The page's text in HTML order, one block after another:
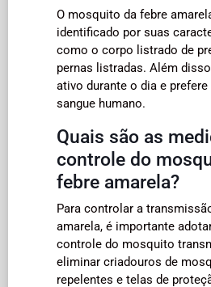
O mosquito da febre
identificado por suas
como o corpo listrado de
pernas listradas. Além
ativo durante o dia e
sangue humano.
Quais são as
controle do
febre amarela?
Para controlar a
amarela, é importante
controle do mosquito
eliminar criadouros de
repelentes e telas de